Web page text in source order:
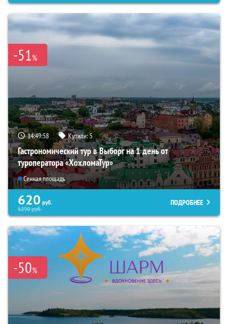
-51%
14:49:57 Купили:5
Гастрономический тур в Выборг на 1 день от
туроператора «ХохломаТур»
Сенная площадь
620 руб.
6290руб.
ПОДРОБНЕЕ
-50%